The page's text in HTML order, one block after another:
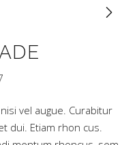
vel augue. Curabitur
dui. Etiam rhon cus.